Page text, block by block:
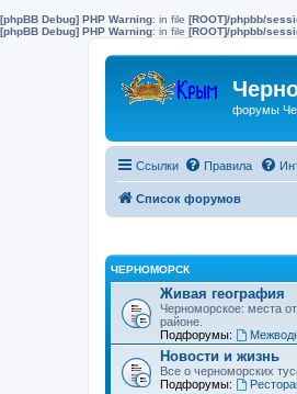
[phpBB Debug] PHP Warning: in file [ROOT]/phpbb/
[phpBB Debug] PHP Warning: in file [ROOT]/phpbb/
форумы
Ссылки Правила
Список форумов
ЧЕРНОМОРСК
Живая география
Черноморское: места
районе.
Подфорумы:
Новости и жизнь
Все о черноморских
Подфорумы: